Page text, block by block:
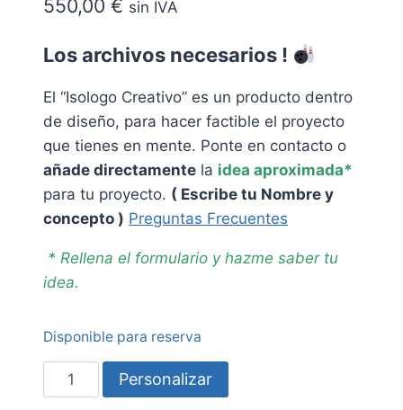
550,00 € sin IVA
Los archivos necesarios !
El “Isologo Creativo” es un producto dentro
de diseño, para hacer factible el proyecto
que tienes en mente. Ponte en contacto o
añade directamente la idea aproximada*
para tu proyecto. ( Escribe tu Nombre y
concepto ) Preguntas Frecuentes
* Rellena el formulario y hazme saber tu
idea.
Disponible para reserva
Isologo
Creativo
Personalizar